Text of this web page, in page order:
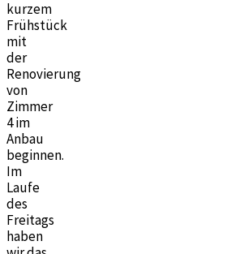
kurzem
Frühstück
mit
der
Renovierung
von
Zimmer
4 im
Anbau
beginnen.
Im
Laufe
des
Freitags
haben